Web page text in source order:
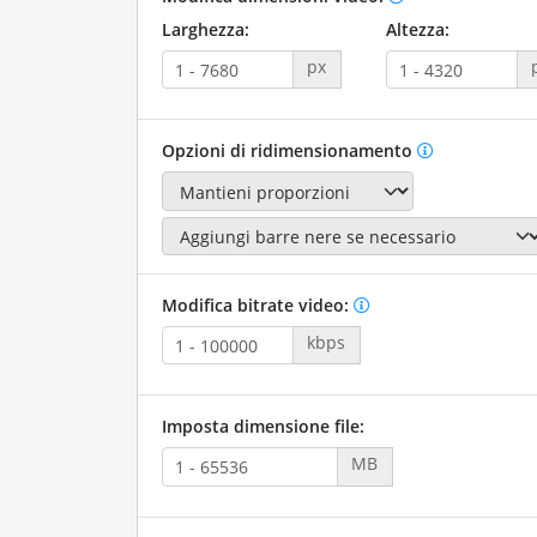
Larghezza:
px
Altezza:
Opzioni di ridimensionamento
Modifica bitrate video:
kbps
Imposta dimensione file:
MB